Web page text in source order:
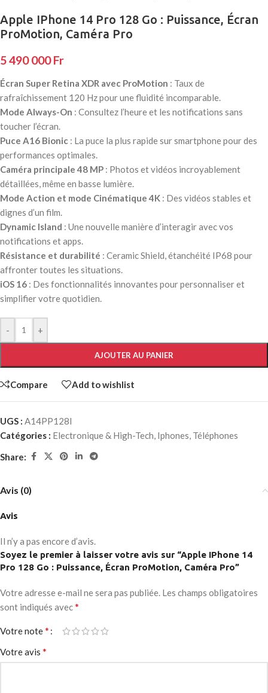
Apple IPhone 14 Pro 128 Go : Puissance, Écran
ProMotion, Caméra Pro
5 490 000Fr
Écran Super Retina XDR avec ProMotion : Taux de
rafraîchissement 120 Hz pour une fluidité incomparable.
Mode Always-On : Consultez l’heure et les notifications sans
toucher l’écran.
Puce A16 Bionic : La puce la plus rapide sur smartphone pour des
performances optimales.
Caméra principale 48 MP : Photos et vidéos incroyablement
détaillées, même en basse lumière.
Mode Action et mode Cinématique 4K : Des vidéos stables et
dignes d’un film.
Dynamic Island : Une nouvelle manière d’interagir avec vos
notifications et apps.
Résistance et durabilité : Ceramic Shield, étanchéité IP68 pour
affronter toutes les situations.
iOS 16 : Des fonctionnalités innovantes pour personnaliser et
simplifier votre quotidien.
- +
AJOUTER AU PANIER
Compare Add to wishlist
UGS : A14PP128I
Catégories : Electronique & High-Tech, Iphones, Téléphones
Share:
Avis (0)
Avis
Il n’y a pas encore d’avis.
Soyez le premier à laisser votre avis sur “Apple IPhone 14
Pro 128 Go : Puissance, Écran ProMotion, Caméra Pro”
Votre adresse e-mail ne sera pas publiée. Les champs obligatoires
sont indiqués avec*
Votre note*
Votre avis *